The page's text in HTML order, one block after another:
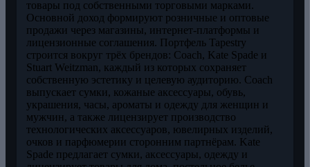
товары под собственными торговыми марками.
Основной доход формируют розничные и оптовые
продажи через магазины, интернет-платформы и
лицензионные соглашения. Портфель Tapestry
строится вокруг трёх брендов: Coach, Kate Spade и
Stuart Weitzman, каждый из которых сохраняет
собственную эстетику и целевую аудиторию. Coach
выпускает сумки, кожаные аксессуары, обувь,
украшения, часы, ароматы и одежду для женщин и
мужчин, а также лицензирует производство
технологических аксессуаров, ювелирных изделий,
очков и парфюмерии сторонним партнёрам. Kate
Spade предлагает сумки, аксессуары, одежду и